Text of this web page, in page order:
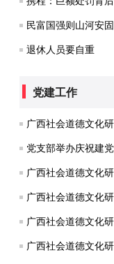
民富国强则山河安固
退休人员要自重
党建工作
广西社会道德文化
党支部举办庆祝建
广西社会道德文化
广西社会道德文化
广西社会道德文化
广西社会道德文化